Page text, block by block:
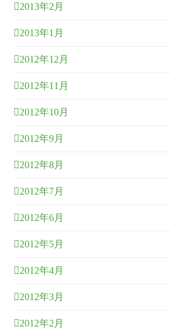
2013年2月
2013年1月
2012年12月
2012年11月
2012年10月
2012年9月
2012年8月
2012年7月
2012年6月
2012年5月
2012年4月
2012年3月
2012年2月